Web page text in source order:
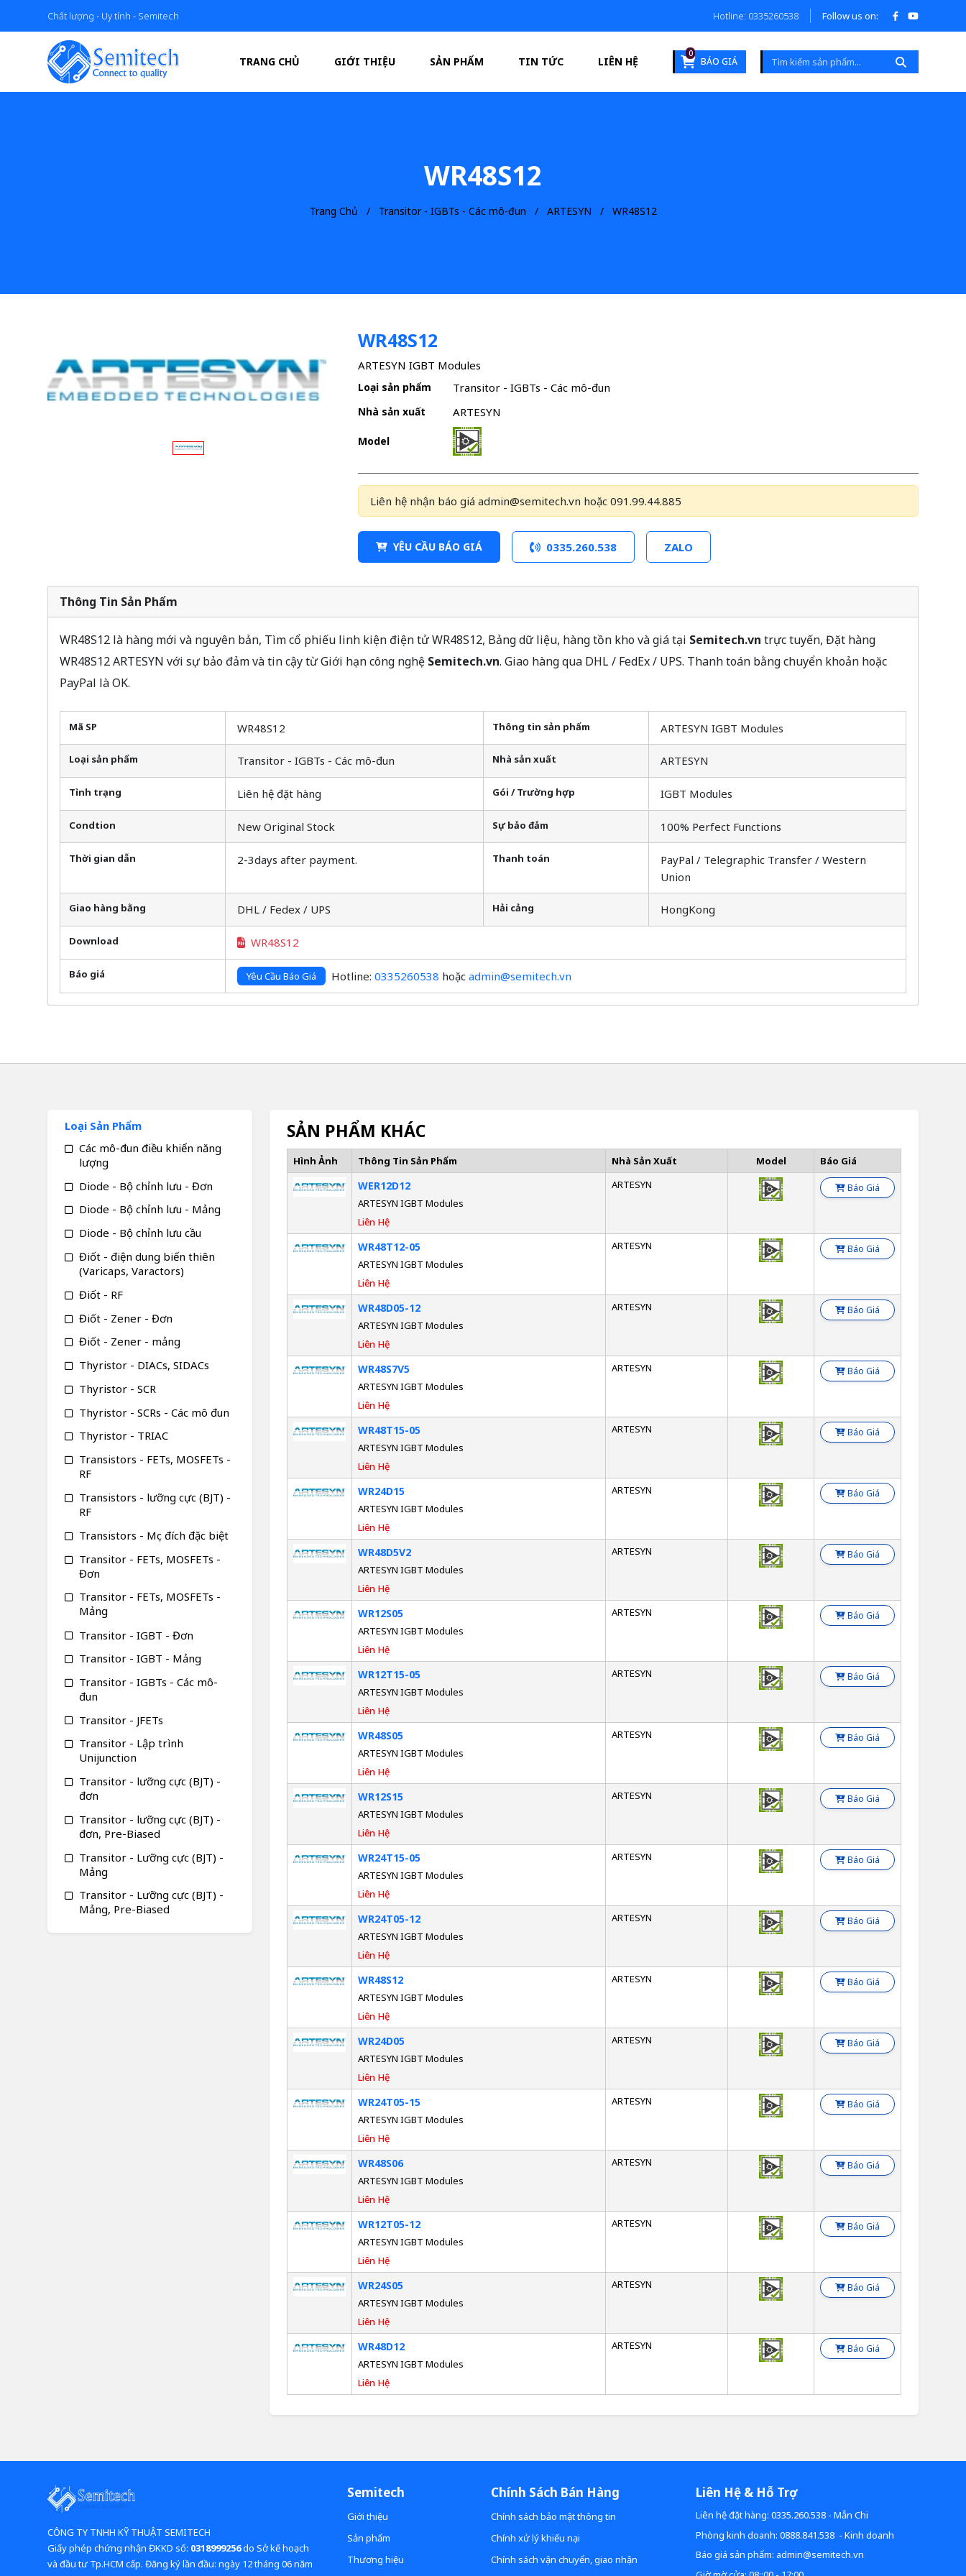
Chất lượng - Uy tính - Semitech Hotline: 0335260538 Follow us on:
TRANG CHỦ GIỚI THIỆU SẢN PHẨM TIN TỨC LIÊN HỆ
0
BÁO GIÁ
WR48S12
Trang Chủ Transitor - IGBTs - Các mô-đun ARTESYN WR48S12
WR48S12
ARTESYN IGBT Modules
Loại sản phẩm Transitor - IGBTs - Các mô-đun
Nhà sản xuất ARTESYN
Model
Liên hệ nhận báo giá admin@semitech.vn hoặc 091.99.44.885
YÊU CẦU BÁO GIÁ 0335.260.538 ZALO
Thông Tin Sản Phẩm
WR48S12 là hàng mới và nguyên bản, Tìm cổ phiếu linh kiện điện tử WR48S12, Bảng dữ liệu, hàng tồn kho và giá tại Semitech.vn trực tuyến, Đặt hàng
WR48S12 ARTESYN với sự bảo đảm và tin cậy từ Giới hạn công nghệ Semitech.vn. Giao hàng qua DHL / FedEx / UPS. Thanh toán bằng chuyển khoản hoặc
PayPal là OK.
Mã SP WR48S12 Thông tin sản phẩm ARTESYN IGBT Modules
Loại sản phẩm Transitor - IGBTs - Các mô-đun Nhà sản xuất ARTESYN
Tình trạng Liên hệ đặt hàng Gói / Trường hợp IGBT Modules
Condtion New Original Stock Sự bảo đảm 100% Perfect Functions
Thời gian dẫn 2-3days after payment. Thanh toán
PayPal / Telegraphic Transfer / Western
Union
Giao hàng bằng DHL / Fedex / UPS Hải cảng HongKong
Download WR48S12
Báo giá Yêu Cầu Báo Giá Hotline: 0335260538 hoặc admin@semitech.vn
SẢN PHẨM KHÁC
Hình Ảnh Thông Tin Sản Phẩm Nhà Sản Xuất Model Báo Giá
WER12D12
ARTESYN IGBT Modules
Liên Hệ
ARTESYN Báo Giá
WR48T12-05
ARTESYN IGBT Modules
Liên Hệ
ARTESYN Báo Giá
WR48D05-12
ARTESYN IGBT Modules
Liên Hệ
ARTESYN Báo Giá
WR48S7V5
ARTESYN IGBT Modules
Liên Hệ
ARTESYN Báo Giá
WR48T15-05
ARTESYN IGBT Modules
Liên Hệ
ARTESYN Báo Giá
WR24D15
ARTESYN IGBT Modules
Liên Hệ
ARTESYN Báo Giá
WR48D5V2
ARTESYN IGBT Modules
Liên Hệ
ARTESYN Báo Giá
WR12S05
ARTESYN IGBT Modules
Liên Hệ
ARTESYN Báo Giá
WR12T15-05
ARTESYN IGBT Modules
Liên Hệ
ARTESYN Báo Giá
WR48S05
ARTESYN IGBT Modules
Liên Hệ
ARTESYN Báo Giá
WR12S15
ARTESYN IGBT Modules
Liên Hệ
ARTESYN Báo Giá
WR24T15-05
ARTESYN IGBT Modules
Liên Hệ
ARTESYN Báo Giá
WR24T05-12
ARTESYN IGBT Modules
Liên Hệ
ARTESYN Báo Giá
WR48S12
ARTESYN IGBT Modules
Liên Hệ
ARTESYN Báo Giá
WR24D05
ARTESYN IGBT Modules
Liên Hệ
ARTESYN Báo Giá
WR24T05-15
ARTESYN IGBT Modules
Liên Hệ
ARTESYN Báo Giá
WR48S06
ARTESYN IGBT Modules
Liên Hệ
ARTESYN Báo Giá
WR12T05-12
ARTESYN IGBT Modules
Liên Hệ
ARTESYN Báo Giá
WR24S05
ARTESYN IGBT Modules
Liên Hệ
ARTESYN Báo Giá
WR48D12
ARTESYN IGBT Modules
Liên Hệ
ARTESYN Báo Giá
Loại Sản Phẩm
Các mô-đun điều khiển năng
lượng
Diode - Bộ chỉnh lưu - Đơn
Diode - Bộ chỉnh lưu - Mảng
Diode - Bộ chỉnh lưu cầu
Điốt - điện dung biến thiên
(Varicaps, Varactors)
Điốt - RF
Điốt - Zener - Đơn
Điốt - Zener - mảng
Thyristor - DIACs, SIDACs
Thyristor - SCR
Thyristor - SCRs - Các mô đun
Thyristor - TRIAC
Transistors - FETs, MOSFETs -
RF
Transistors - lưỡng cực (BJT) -
RF
Transistors - Mục đích đặc biệt
Transitor - FETs, MOSFETs -
Đơn
Transitor - FETs, MOSFETs -
Mảng
Transitor - IGBT - Đơn
Transitor - IGBT - Mảng
Transitor - IGBTs - Các mô-
đun
Transitor - JFETs
Transitor - Lập trình
Unijunction
Transitor - lưỡng cực (BJT) -
đơn
Transitor - lưỡng cực (BJT) -
đơn, Pre-Biased
Transitor - Lưỡng cực (BJT) -
Mảng
Transitor - Lưỡng cực (BJT) -
Mảng, Pre-Biased
CÔNG TY TNHH KỸ THUẬT SEMITECH
Giấy phép chứng nhận ĐKKD số: 0318999256do Sở kế hoạch
và đầu tư Tp.HCM cấp. Đăng ký lần đầu: ngày 12 tháng 06 năm
Semitech
Giới thiệu
Sản phẩm
Thương hiệu
Chính Sách Bán Hàng
Chính sách bảo mật thông tin
Chính xử lý khiếu nại
Chính sách vận chuyển, giao nhận
Liên Hệ & Hỗ Trợ
Liên hệ đặt hàng: 0335.260.538 - Mẫn Chi
Phòng kinh doanh: 0888.841.538 - Kinh doanh
Báo giá sản phẩm: admin@semitech.vn